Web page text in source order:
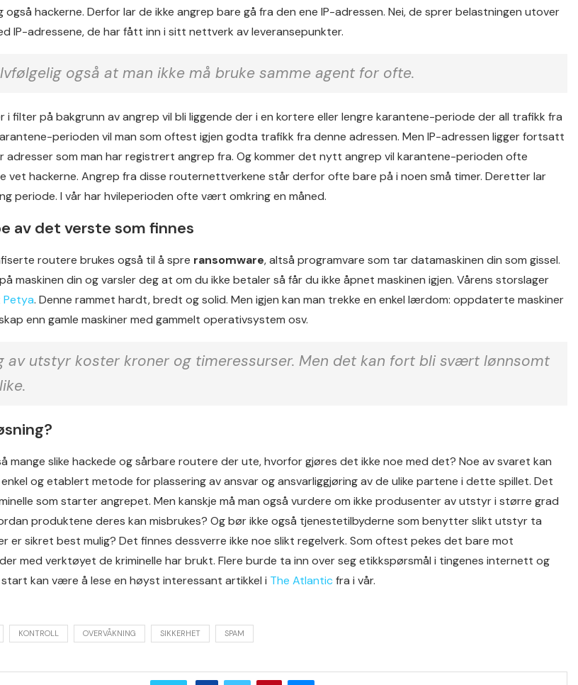
hackerne. Derfor lar de ikke angrep bare gå fra den ene IP-adressen. Nei, de sprer belastningen utover
IP-adressene, de har fått inn i sitt nettverk av leveransepunkter.
også at man ikke må bruke samme agent for ofte.
i filter på bakgrunn av angrep vil bli liggende der i en kortere eller lengre karantene-periode der all trafikk fra
perioden vil man som oftest igjen godta trafikk fra denne adressen. Men IP-adressen ligger fortsatt
adresser som man har registrert angrep fra. Og kommer det nytt angrep vil karantene-perioden ofte
vet hackerne. Angrep fra disse routernettverkene står derfor ofte bare på i noen små timer. Deretter lar
periode. I vår har hvileperioden ofte vært omkring en måned.
av det verste som finnes
routere brukes også til å spre ransomware, altså programvare som tar datamaskinen din som gissel.
maskinen din og varsler deg at om du ikke betaler så får du ikke åpnet maskinen igjen. Vårens storslager
Petya. Denne rammet hardt, bredt og solid. Men igjen kan man trekke en enkel lærdom: oppdaterte maskiner
enn gamle maskiner med gammelt operativsystem osv.
av utstyr koster kroner og timeressurser. Men det kan fort bli svært lønnsomt
mange slike hackede og sårbare routere der ute, hvorfor gjøres det ikke noe med det? Noe av svaret kan
og etablert metode for plassering av ansvar og ansvarliggjøring av de ulike partene i dette spillet. Det
som starter angrepet. Men kanskje må man også vurdere om ikke produsenter av utstyr i større grad
produktene deres kan misbrukes? Og bør ikke også tjenestetilbyderne som benytter slikt utstyr ta
er sikret best mulig? Det finnes dessverre ikke noe slikt regelverk. Som oftest pekes det bare mot
med verktøyet de kriminelle har brukt. Flere burde ta inn over seg etikkspørsmål i tingenes internett og
start kan være å lese en høyst interessant artikkel i The Atlanticfra i vår.
KONTROLL OVERVÅKNING SIKKERHET SPAM